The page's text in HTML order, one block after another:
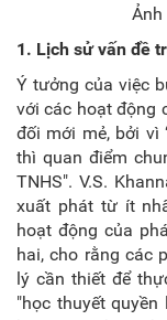
Ảnh
1. Lịch sử vấn đề
Ý tưởng của việc
với các hoạt động
đối mới mẻ, bởi vì
thì quan điểm
TNHS". V.S.
xuất phát từ ít
hoạt động của
hai, cho rằng các
lý cần thiết để
"học thuyết